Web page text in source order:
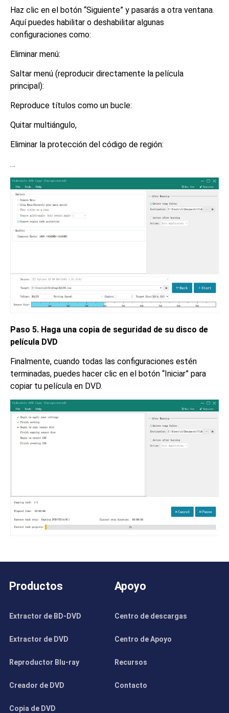
Haz clic en el botón “Siguiente” y pasarás a otra ventana.
Aquí puedes habilitar o deshabilitar algunas
configuraciones como:
Eliminar menú:
Saltar menú (reproducir directamente la película
principal):
Reproduce títulos como un bucle:
Quitar multiángulo,
Eliminar la protección del código de región:
…
Paso 5. Haga una copia de seguridad de su disco de
película DVD
Finalmente, cuando todas las configuraciones estén
terminadas, puedes hacer clic en el botón “Iniciar” para
copiar tu película en DVD.
Productos
Extractor de BD-DVD
Extractor de DVD
Reproductor Blu-ray
Creador de DVD
Copia de DVD
Apoyo
Centro de descargas
Centro de Apoyo
Recursos
Contacto